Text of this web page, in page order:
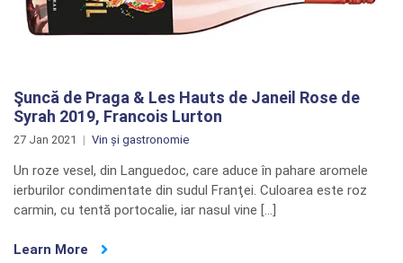
Şuncă de Praga & Les Hauts de Janeil Rose de
Syrah 2019, Francois Lurton
27 Jan 2021 Vin și gastronomie
Un roze vesel, din Languedoc, care aduce în pahare aromele
ierburilor condimentate din sudul Franţei. Culoarea este roz
carmin, cu tentă portocalie, iar nasul vine […]
Learn More